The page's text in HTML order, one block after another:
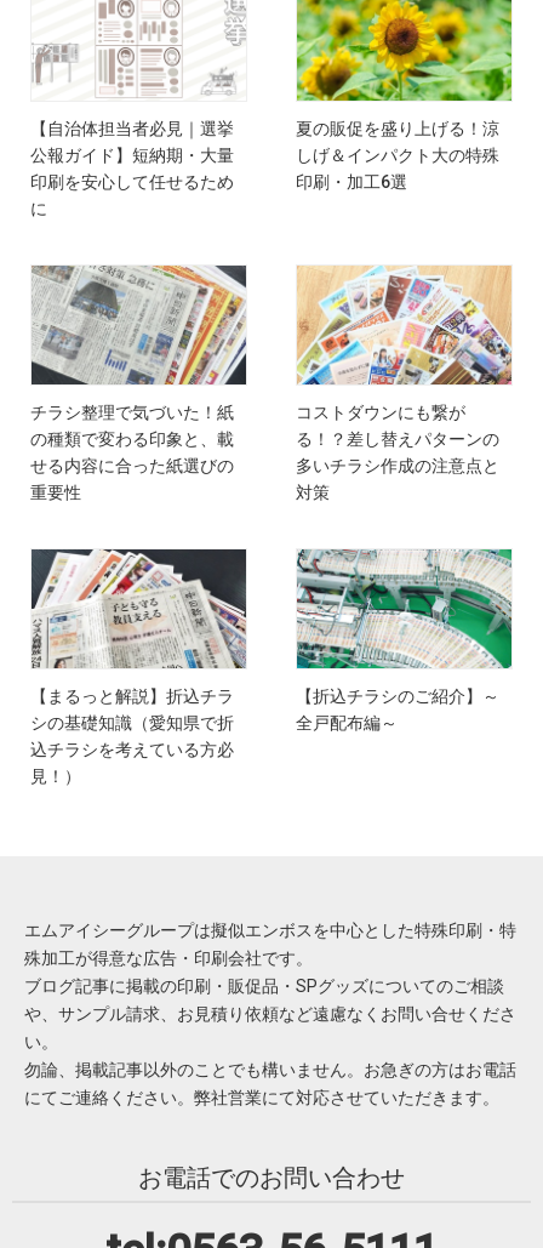
【自治体担当者必見｜選挙
公報ガイド】短納期・大量
印刷を安心して任せるため
に
夏の販促を盛り上げる！涼
しげ＆インパクト大の特殊
印刷・加工6選
チラシ整理で気づいた！紙
の種類で変わる印象と、載
せる内容に合った紙選びの
重要性
コストダウンにも繋が
る！？差し替えパターンの
多いチラシ作成の注意点と
対策
【まるっと解説】折込チラ
シの基礎知識（愛知県で折
込チラシを考えている方必
見！）
【折込チラシのご紹介】～
全戸配布編～
エムアイシーグループは擬似エンボスを中心とした特殊印刷・特
殊加工が得意な広告・印刷会社です。
ブログ記事に掲載の印刷・販促品・SPグッズについてのご相談
や、サンプル請求、お見積り依頼など遠慮なくお問い合せくださ
い。
勿論、掲載記事以外のことでも構いません。お急ぎの方はお電話
にてご連絡ください。弊社営業にて対応させていただきます。
お電話でのお問い合わせ